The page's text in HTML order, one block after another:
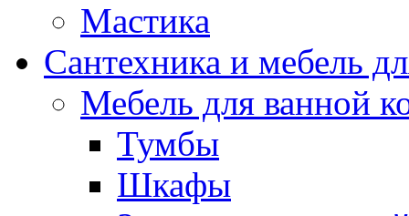
Мастика
Сантехника и мебель
Мебель для ванной
Тумбы
Шкафы